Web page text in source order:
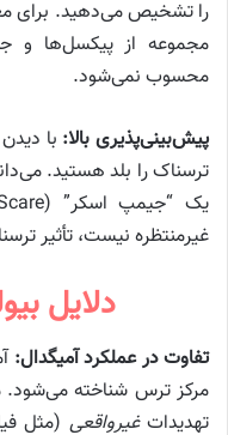
را تشخیص می‌دهید. برای
مجموعه از پیکسل‌ها و
محسوب نمی‌شود.
پیش‌بینی‌پذیری بالا: با
ترسناک را بلد هستید.
غیرمنتظره نیست، تأثیر
دلایل
تفاوت در عملکرد آمیگدال:
مرکز ترس شناخته می‌شود.
تهدیداتغیرواقعی (مثل